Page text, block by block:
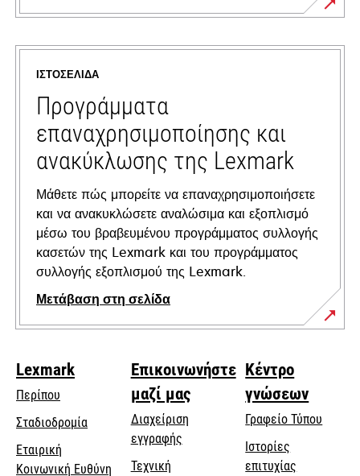
opens
in
new
tab
ΙΣΤΟΣΕΛΊΔΑ
Προγράμματα
επαναχρησιμοποίησης και
ανακύκλωσης της Lexmark
Μάθετε πώς μπορείτε να επαναχρησιμοποιήσετε
και να ανακυκλώσετε αναλώσιμα και εξοπλισμό
μέσω του βραβευμένου προγράμματος συλλογής
κασετών της Lexmark και του προγράμματος
συλλογής εξοπλισμού της Lexmark.
Μετάβαση στη σελίδα
Lexmark
Περίπου
Σταδιοδρομία
Εταιρική
Κοινωνική Ευθύνη opens
Επικοινωνήστε
μαζί μας
Διαχείριση
εγγραφής
Τεχνική
Κέντρο
γνώσεων
Γραφείο Τύπου
Ιστορίες
επιτυχίας